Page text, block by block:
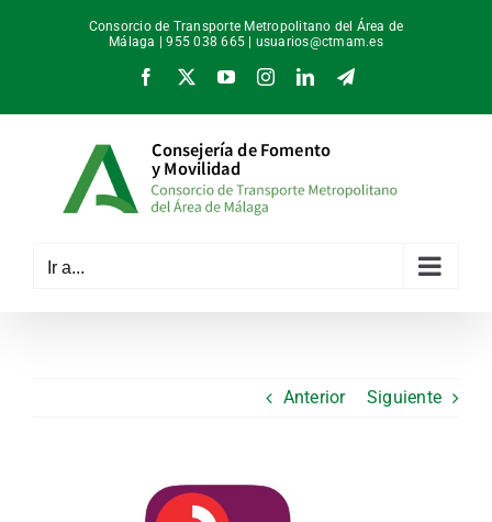
Consorcio de Transporte Metropolitano del Área de
Málaga | 955 038 665 | usuarios@ctmam.es
Facebook
X YouTubeInstagramLinkedInTelegram
Ir a...
Anterior Siguiente